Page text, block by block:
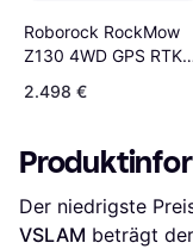
Roborock RockMow
Z130 4WD GPS RTK
2.498 €
Der niedrigste
VSLAM beträgt